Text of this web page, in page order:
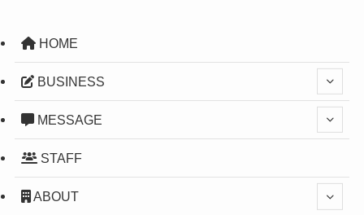
HOME
BUSINESS
MESSAGE
STAFF
ABOUT